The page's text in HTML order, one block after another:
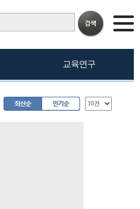
교육연구